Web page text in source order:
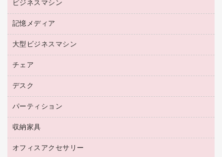
リサイクルインクカートリッジ
プリンタ用リボン
トナーカートリッジ
コピートナー
インクカートリッジ
ワープロ用紙
ラベル用紙
プロッター用紙
ハガキ用紙
その他コピー用紙・プリンタ用紙
コピー用紙
パソコン周辺機器
各種ケーブル
マウスパッド
マウス
パソコンバッグ／収納用品
ネットワーク／ＬＡＮ機器
ネットワーク／ＬＡＮアクセサリー
セキュリティ用品
ビジネスマシン
電話機
レーザープリンタ／複合機
メモリーカード
プロジェクタ
ファクシミリ
デジタルカメラ
スキャナー
コピー機
記憶メディア
ブルーレイディスク
ＣＤ－ＲＷ
ＣＤ－Ｒ
メディア収納用品
大型ビジネスマシン
プリンタ
チェア
応接イス・ベンチ
オフィスチェア
デスク
ミーティングテーブル
デスク
カウンター
パーティション
ホワイトボード・黒板
収納家具
保管庫・書庫
オフィスアクセサリー